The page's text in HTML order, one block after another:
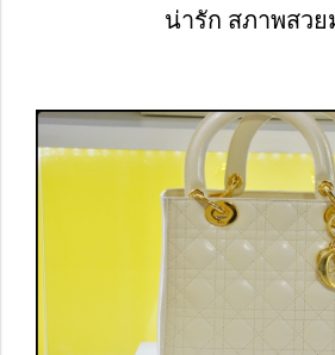
น่ารัก สภาพสวย